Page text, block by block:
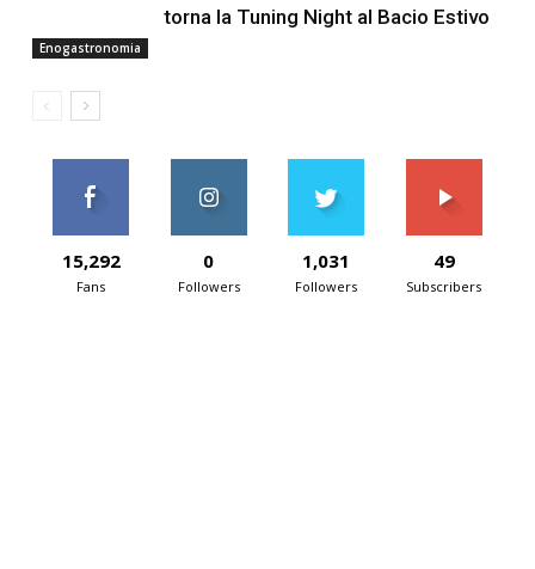
Enogastronomia
torna la Tuning Night al Bacio Estivo
15,292
Fans
0
Followers
1,031
Followers
49
Subscribers